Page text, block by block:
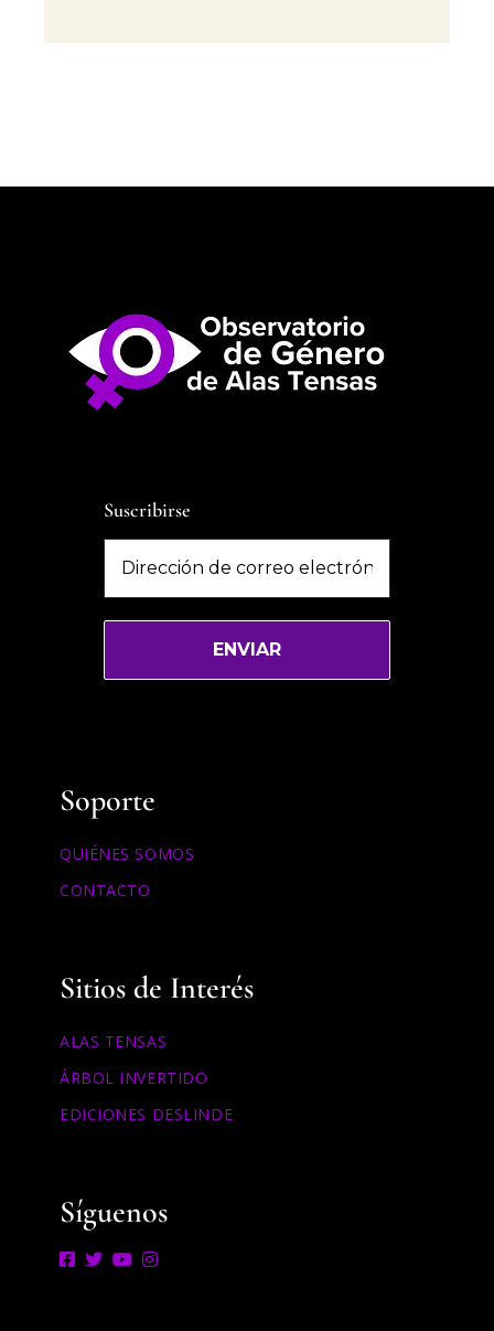
Suscribirse
Soporte
QUIÉNES SOMOS
CONTACTO
Sitios de Interés
ALAS TENSAS
ÁRBOL INVERTIDO
EDICIONES DESLINDE
Síguenos